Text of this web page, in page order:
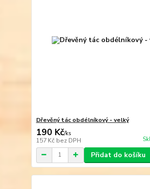
Dřevěný tác obdélníkový - velký
190 Kč/ks
157 Kč bez DPH
Přidat do košíku